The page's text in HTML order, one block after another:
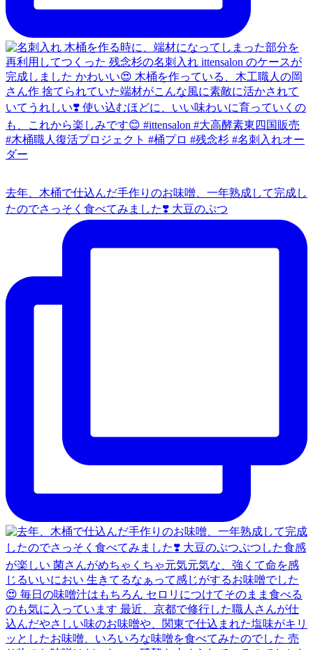
去年、木桶で仕込んだ手作りのお味噌、一年熟成して完成し
たのでさっそく食べてみました❣️ 大豆のぷつ